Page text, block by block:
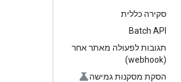
סקירה כללית
Batch API
תגובות לפעולה מאתר אחר
(webhook)
הסקת מסקנות גמישה